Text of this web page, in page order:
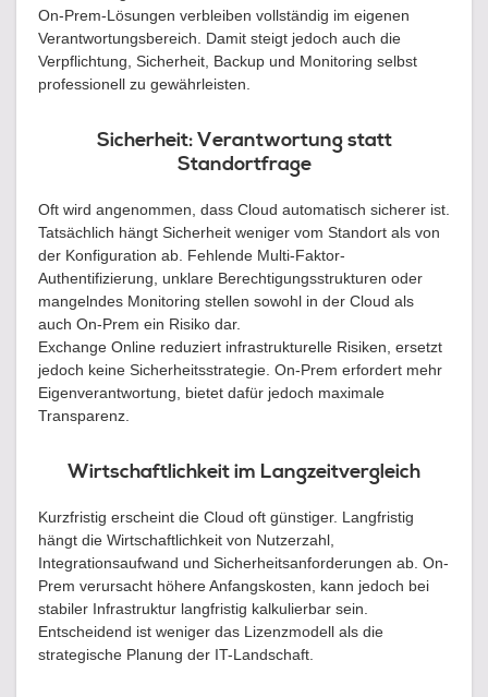
On-Prem-Lösungen verbleiben vollständig im eigenen
Verantwortungsbereich. Damit steigt jedoch auch die
Verpflichtung, Sicherheit, Backup und Monitoring selbst
professionell zu gewährleisten.
Sicherheit: Verantwortung statt
Standortfrage
Oft wird angenommen, dass Cloud automatisch sicherer ist.
Tatsächlich hängt Sicherheit weniger vom Standort als von
der Konfiguration ab. Fehlende Multi-Faktor-
Authentifizierung, unklare Berechtigungsstrukturen oder
mangelndes Monitoring stellen sowohl in der Cloud als
auch On-Prem ein Risiko dar.
Exchange Online reduziert infrastrukturelle Risiken, ersetzt
jedoch keine Sicherheitsstrategie. On-Prem erfordert mehr
Eigenverantwortung, bietet dafür jedoch maximale
Transparenz.
Wirtschaftlichkeit im Langzeitvergleich
Kurzfristig erscheint die Cloud oft günstiger. Langfristig
hängt die Wirtschaftlichkeit von Nutzerzahl,
Integrationsaufwand und Sicherheitsanforderungen ab. On-
Prem verursacht höhere Anfangskosten, kann jedoch bei
stabiler Infrastruktur langfristig kalkulierbar sein.
Entscheidend ist weniger das Lizenzmodell als die
strategische Planung der IT-Landschaft.